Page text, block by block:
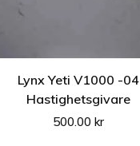
Lynx Yeti V1000 -04
Hastighetsgivare
500.00kr